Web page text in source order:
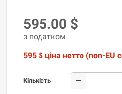
595.00 $
з податком
595 $ ціна нетто (non-EU
Кількість remove